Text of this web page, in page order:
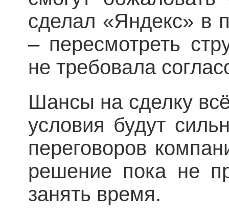
сделал «Яндекс» в
– пересмотреть
не требовала
Шансы на сделку
условия будут
переговоров
решение пока не
занять время.